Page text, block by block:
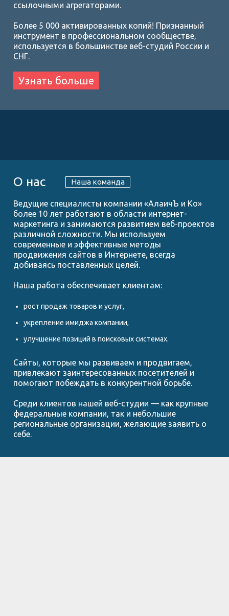
ссылочными агрегаторами.
Более 5 000 активированных копий! Признанный
инструмент в профессиональном сообществе,
используется в большинстве веб-студий России и
СНГ.
Узнать больше
О нас Наша команда
Ведущие специалисты компании «АлаичЪ и Ко»
более 10 лет работают в области интернет-
маркетинга и занимаются развитием веб-проектов
различной сложности. Мы используем
современные и эффективные методы
продвижения сайтов в Интернете, всегда
добиваясь поставленных целей.
Наша работа обеспечивает клиентам:
рост продаж товаров и услуг,
укрепление имиджа компании,
улучшение позиций в поисковых системах.
Сайты, которые мы развиваем и продвигаем,
привлекают заинтересованных посетителей и
помогают побеждать в конкурентной борьбе.
Среди клиентов нашей веб-студии — как крупные
федеральные компании, так и небольшие
региональные организации, желающие заявить о
себе.